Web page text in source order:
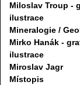
Miloslav Troup -
ilustrace
Mineralogie /
Mirko Hanák -
ilustrace
Miroslav Jagr
Místopis